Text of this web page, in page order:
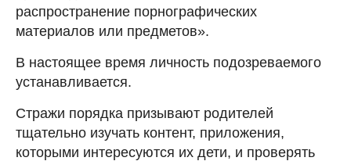
распространение порнографических
материалов или предметов».
В настоящее время личность подозреваемого
устанавливается.
Стражи порядка призывают родителей
тщательно изучать контент, приложения,
которыми интересуются их дети, и проверять